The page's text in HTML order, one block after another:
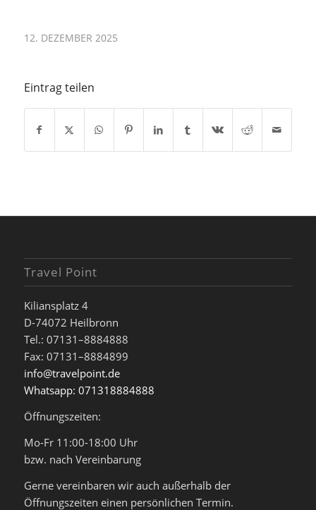
12. DEZEMBER 2025
Eintrag teilen
Travel Point
Kiliansplatz 4
D-74072 Heilbronn
Tel.: 07131–8884888
Fax: 07131–8884899
info@travelpoint.de
Whatsapp: 071318884888
Öffnungszeiten:
Mo-Fr 11:00-18:00 Uhr
bzw. nach Vereinbarung
Gerne vereinbaren wir auch außerhalb der
Öffnungszeiten einen persönlichen Termin.